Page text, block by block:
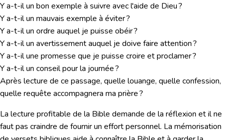
Y a-t-il un bon exemple à suivre avec l'aide de Dieu ?
Y a-t-il un mauvais exemple à éviter ?
Y a-t-il un ordre auquel je puisse obéir ?
Y a-t-il un avertissement auquel je doive faire attention ?
Y a-t-il une promesse que je puisse croire et proclamer ?
Y a-t-il un conseil pour la journée ?
Après lecture de ce passage, quelle louange, quelle confession,
quelle requête accompagnera ma prière ?
La lecture profitable de la Bible demande de la réflexion et il ne
faut pas craindre de fournir un effort personnel. La mémorisation